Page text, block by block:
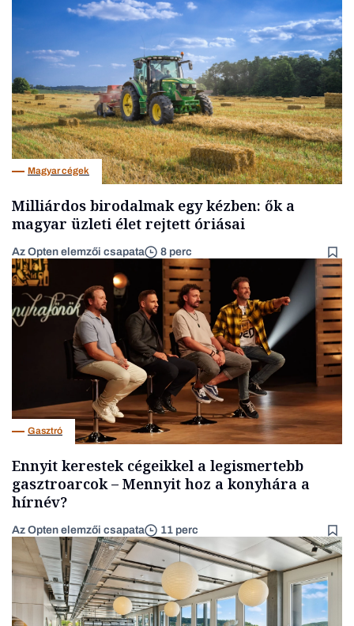
Magyar cégek
Milliárdos birodalmak egy kézben: ők a
magyar üzleti élet rejtett óriásai
Az Opten elemzői csapata 8 perc
Gasztró
Ennyit kerestek cégeikkel a legismertebb
gasztroarcok – Mennyit hoz a konyhára a
hírnév?
Az Opten elemzői csapata 11 perc